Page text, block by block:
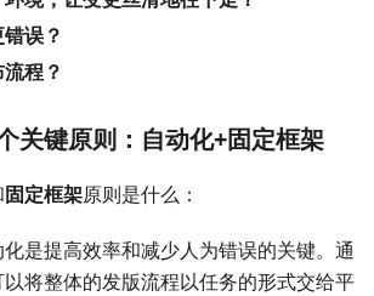
误？
程？
关键原则：自动化+固定框架
固定框架原则是什么：
是提高效率和减少人为错误的关键。通
将整体的发版流程以任务的形式交给平